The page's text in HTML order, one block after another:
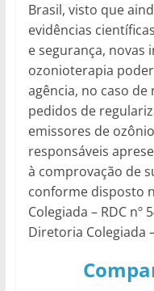
Brasil, visto que
evidências
e segurança, novas
ozonioterapia
agência, no caso
pedidos de
emissores de
responsáveis
à comprovação de
conforme disposto
Colegiada – RDC nº
Diretoria Colegiada